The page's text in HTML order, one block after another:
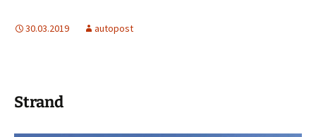
30.03.2019 autopost
Strand